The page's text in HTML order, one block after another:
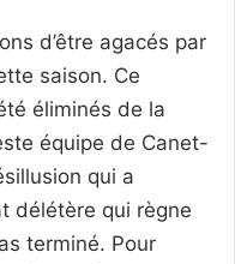
d’être agacés par
saison. Ce
éliminés de la
équipe de Canet-
qui a
délétère qui règne
terminé. Pour